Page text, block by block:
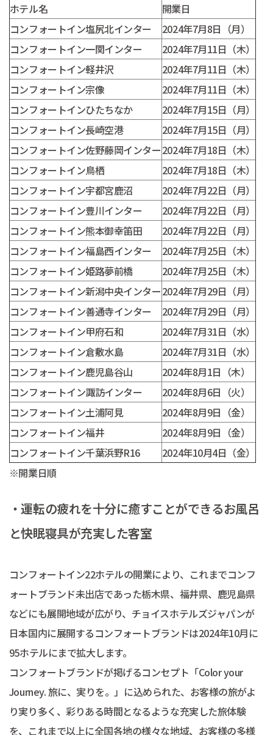
ホテル名
開業日
コンフォートイン塩尻北インター
2024年7月8日（月）
コンフォートイン一関インター
2024年7月11日（木）
コンフォートイン軽井沢
2024年7月11日（木）
コンフォートイン宗像
2024年7月11日（木）
コンフォートインひたちなか
2024年7月15日（月）
コンフォートイン長崎空港
2024年7月15日（月）
コンフォートイン佐野藤岡インター2024年7月18日（木）
コンフォートイン鳥栖
2024年7月18日（木）
コンフォートイン宇都宮鹿沼
2024年7月22日（月）
コンフォートイン豊川インター
2024年7月22日（月）
コンフォートイン熊本御幸笛田
2024年7月22日（月）
コンフォートイン福島西インター
2024年7月25日（木）
コンフォートイン姫路夢前橋
2024年7月25日（木）
コンフォートイン新潟中央インター2024年7月29日（月）
コンフォートイン善通寺インター
2024年7月29日（月）
コンフォートイン甲府石和
2024年7月31日（水）
コンフォートイン倉敷水島
2024年7月31日（水）
コンフォートイン鹿児島谷山
2024年8月1日（木）
コンフォートイン諏訪インター
2024年8月6日（火）
コンフォートイン土浦阿見
2024年8月9日（金）
コンフォートイン福井
2024年8月9日（金）
コンフォートイン千葉浜野R16
2024年10月4日（金）
※開業日順
・運転の疲れを十分に癒すことができるお風呂
と快眠寝具が充実した客室
コンフォートイン22ホテルの開業により、これまでコンフ
ォートブランド未出店であった栃木県、福井県、鹿児島県
などにも展開地域が広がり、チョイスホテルズジャパンが
日本国内に展開するコンフォートブランドは2024年10月に
95ホテルにまで拡大します。
コンフォートブランドが掲げるコンセプト「Color your
Journey. 旅に、実りを。」に込められた、お客様の旅がよ
り実り多く、彩りある時間となるような充実した旅体験
を、これまで以上に全国各地の様々な地域、お客様の多様